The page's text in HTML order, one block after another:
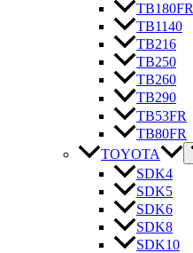
TB180FR
TB1140
TB216
TB250
TB260
TB290
TB53FR
TB80FR
TOYOTA
SDK4
SDK5
SDK6
SDK8
SDK10